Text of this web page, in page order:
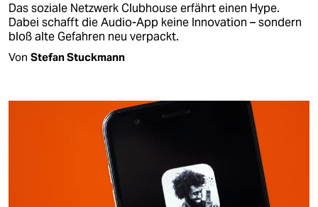
Das soziale Netzwerk Clubhouse erfährt einen Hype.
Dabei schafft die Audio-App keine Innovation – sondern
bloß alte Gefahren neu verpackt.
Von Stefan Stuckmann